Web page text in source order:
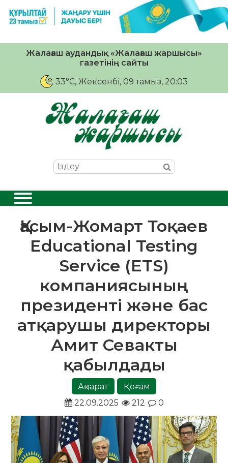
Жалағаш аудандық «Жалағаш жаршысы»
газетінің сайты
33°C, Жексенбі, 09 тамыз, 20:03
Қасым-Жомарт Тоқаев
Educational Testing
Service (ETS)
компаниясының
президенті және бас
атқарушы директоры
Амит Севакты
қабылдады
Ақпарат
Қоғам
22.09.2025
212 0